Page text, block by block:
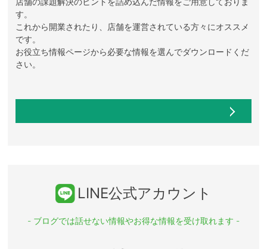
す。
これから開業されたり、店舗を運営されている方々にオススメ
です。
お役立ち情報ページから必要な情報を選んでダウンロードくだ
さい。
LINE公式アカウント
- ブログでは話せない情報やお得な情報を受け取れます -